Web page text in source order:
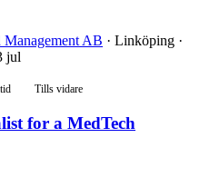
AB · Linköping ·
jul
Tills vidare
for a MedTech